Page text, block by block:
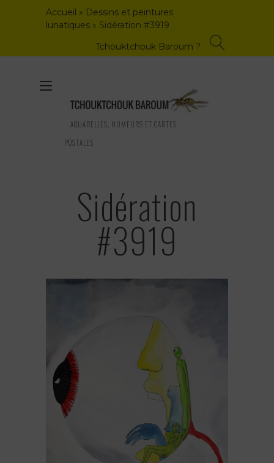
Accueil » Dessins et peintures
lunatiques » Sidération #3919
Tchouktchouk Baroum ?
AQUARELLES, HUMEURS ET CARTES
POSTALES
Toggle
navigation
Sidération
#3919